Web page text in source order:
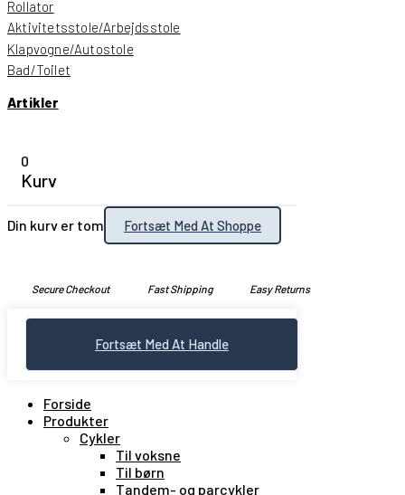
Rollator
Aktivitetsstole/Arbejdsstole
Klapvogne/Autostole
Bad/Toilet
Artikler
0
Kurv
Din kurv er tom Fortsæt Med At Shoppe
Secure Checkout Fast Shipping Easy Returns
Fortsæt Med At Handle
Forside
Produkter
Cykler
Til voksne
Til børn
Tandem- og parcykler